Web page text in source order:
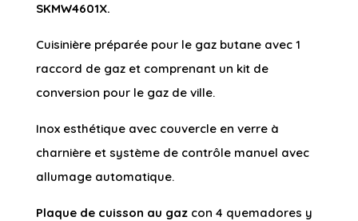
SKMW4601X.
Cuisinière préparée pour le gaz butane avec 1
raccord de gaz et comprenant un kit de
conversion pour le gaz de ville.
Inox esthétique avec couvercle en verre à
charnière et système de contrôle manuel avec
allumage automatique.
Plaque de cuisson au gazcon 4 quemadores y